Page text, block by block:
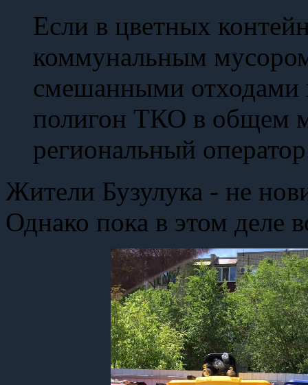
Если в цветных
коммунальным
смешанными отходами
полигон ТКО в общем
региональный
Жители Бузулука - не
Однако пока в этом деле